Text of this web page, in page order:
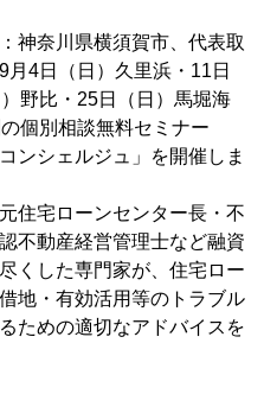
神奈川県横須賀市、代表取
4日（日）久里浜・11日
野比・25日（日）馬堀海
個別相談無料セミナー
ンシェルジュ」を開催しま
住宅ローンセンター長・不
不動産経営管理士など融資
くした専門家が、住宅ロー
地・有効活用等のトラブル
ための適切なアドバイスを